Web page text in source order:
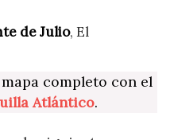
de Julio, El
completo con el
Atlántico.